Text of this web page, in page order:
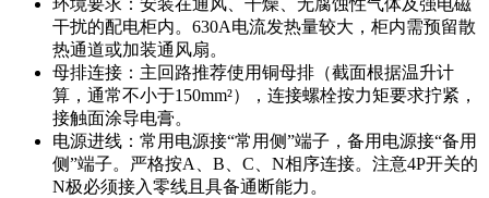
干扰的配电柜内。630A电流发热量较大，柜内需预留散
热通道或加装通风扇。
母排连接：主回路推荐使用铜母排（截面根据温升计
算，通常不小于150mm²），连接螺栓按力矩要求拧紧，
接触面涂导电膏。
电源进线：常用电源接“常用侧”端子，备用电源接“备用
侧”端子。严格按A、B、C、N相序连接。注意4P开关的
N极必须接入零线且具备通断能力。